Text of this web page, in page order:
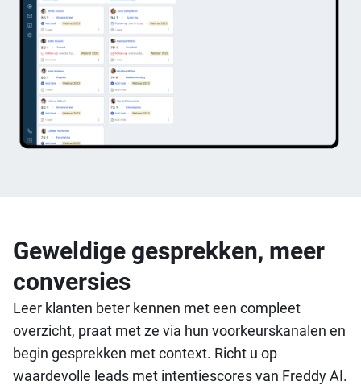
Geweldige gesprekken, meer
conversies
Leer klanten beter kennen met een compleet
overzicht, praat met ze via hun voorkeurskanalen en
begin gesprekken met context. Richt u op
waardevolle leads met intentiescores van Freddy AI.